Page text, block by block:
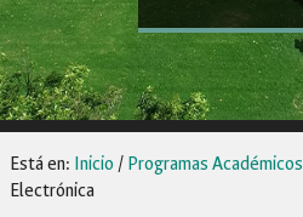
Está en: Inicio / Programas Académicos
Electrónica